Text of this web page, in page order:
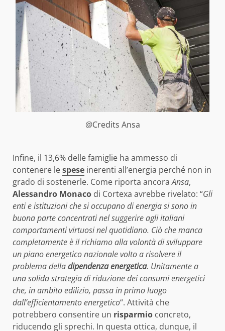
@Credits Ansa
Infine, il 13,6% delle famiglie ha ammesso di
contenere lespese inerenti all’energia perché non in
grado di sostenerle. Come riporta ancoraAnsa,
Alessandro Monaco di Cortexa avrebbe rivelato: “Gli
enti e istituzioni che si occupano di energia si sono in
buona parte concentrati nel suggerire agli italiani
comportamenti virtuosi nel quotidiano. Ciò che manca
completamente è il richiamo alla volontà di sviluppare
un piano energetico nazionale volto a risolvere il
problema delladipendenza energetica. Unitamente a
una solida strategia di riduzione dei consumi energetici
che, in ambito edilizio, passa in primo luogo
dall’efficientamento energetico“. Attività che
potrebbero consentire un risparmio concreto,
riducendo gli sprechi. In questa ottica, dunque, il